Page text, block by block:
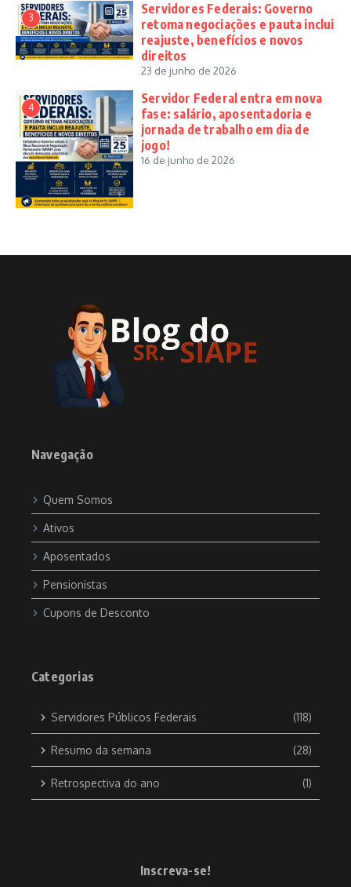
3
Servidores Federais: Governo
retoma negociações e pauta inclui
reajuste, benefícios e novos
direitos
23 de junho de 2026
4
Servidor Federal entra em nova
fase: salário, aposentadoria e
jornada de trabalho em dia de
jogo!
16 de junho de 2026
Navegação
Quem Somos
Ativos
Aposentados
Pensionistas
Cupons de Desconto
Categorias
Servidores Públicos Federais (118)
Resumo da semana (28)
Retrospectiva do ano (1)
Inscreva-se!